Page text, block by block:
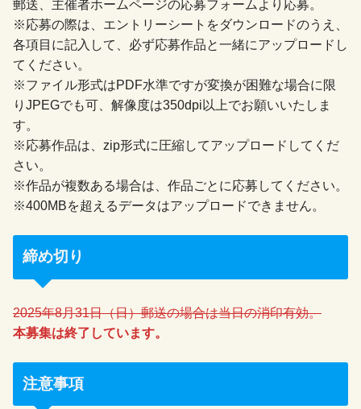
郵送、主催者ホームページの応募フォームより応募。
※応募の際は、エントリーシートをダウンロードのうえ、
各項目に記入して、必ず応募作品と一緒にアップロードし
てください。
※ファイル形式はPDF水準ですが変換が困難な場合に限
りJPEGでも可、解像度は350dpi以上でお願いいたしま
す。
※応募作品は、zip形式に圧縮してアップロードしてくだ
さい。
※作品が複数ある場合は、作品ごとに応募してください。
※400MBを超えるデータはアップロードできません。
締め切り
2025年8月31日（日）郵送の場合は当日の消印有効。
本募集は終了しています。
注意事項